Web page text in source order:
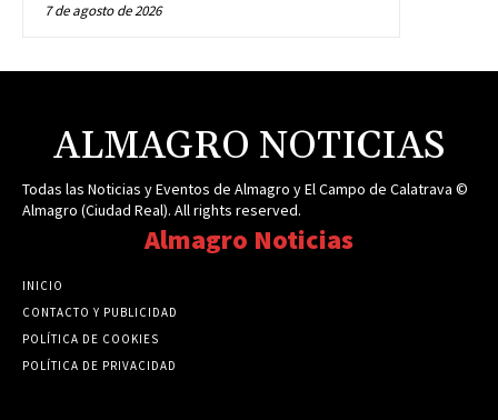
7 de agosto de 2026
ALMAGRO NOTICIAS
Todas las Noticias y Eventos de Almagro y El Campo de Calatrava ©
Almagro (Ciudad Real). All rights reserved.
Almagro Noticias
INICIO
CONTACTO Y PUBLICIDAD
POLÍTICA DE COOKIES
POLÍTICA DE PRIVACIDAD